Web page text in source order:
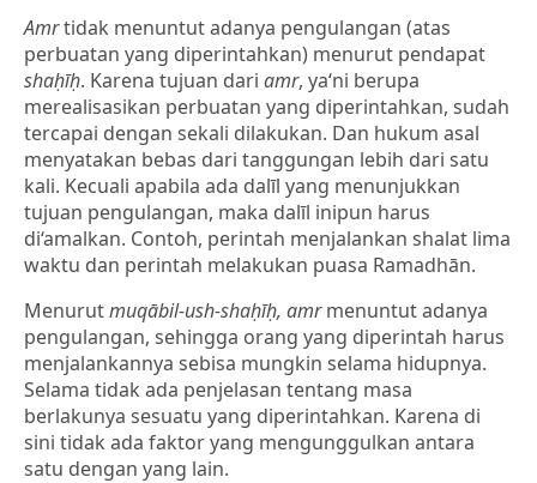
Amrtidak menuntut adanya pengulangan (atas
perbuatan yang diperintahkan) menurut pendapat
shaḥīḥ. Karena tujuan dari amr, ya‘ni berupa
merealisasikan perbuatan yang diperintahkan, sudah
tercapai dengan sekali dilakukan. Dan hukum asal
menyatakan bebas dari tanggungan lebih dari satu
kali. Kecuali apabila ada dalīl yang menunjukkan
tujuan pengulangan, maka dalīl inipun harus
di‘amalkan. Contoh, perintah menjalankan shalat lima
waktu dan perintah melakukan puasa Ramadhān.
Menurutmuqābil-ush-shaḥīḥ, amrmenuntut adanya
pengulangan, sehingga orang yang diperintah harus
menjalankannya sebisa mungkin selama hidupnya.
Selama tidak ada penjelasan tentang masa
berlakunya sesuatu yang diperintahkan. Karena di
sini tidak ada faktor yang mengunggulkan antara
satu dengan yang lain.